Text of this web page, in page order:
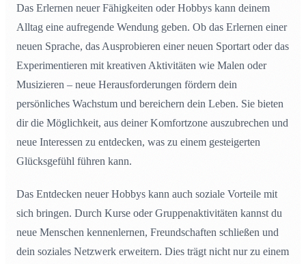
Das Erlernen neuer Fähigkeiten oder Hobbys kann deinem
Alltag eine aufregende Wendung geben. Ob das Erlernen einer
neuen Sprache, das Ausprobieren einer neuen Sportart oder das
Experimentieren mit kreativen Aktivitäten wie Malen oder
Musizieren – neue Herausforderungen fördern dein
persönliches Wachstum und bereichern dein Leben. Sie bieten
dir die Möglichkeit, aus deiner Komfortzone auszubrechen und
neue Interessen zu entdecken, was zu einem gesteigerten
Glücksgefühl führen kann.
Das Entdecken neuer Hobbys kann auch soziale Vorteile mit
sich bringen. Durch Kurse oder Gruppenaktivitäten kannst du
neue Menschen kennenlernen, Freundschaften schließen und
dein soziales Netzwerk erweitern. Dies trägt nicht nur zu einem